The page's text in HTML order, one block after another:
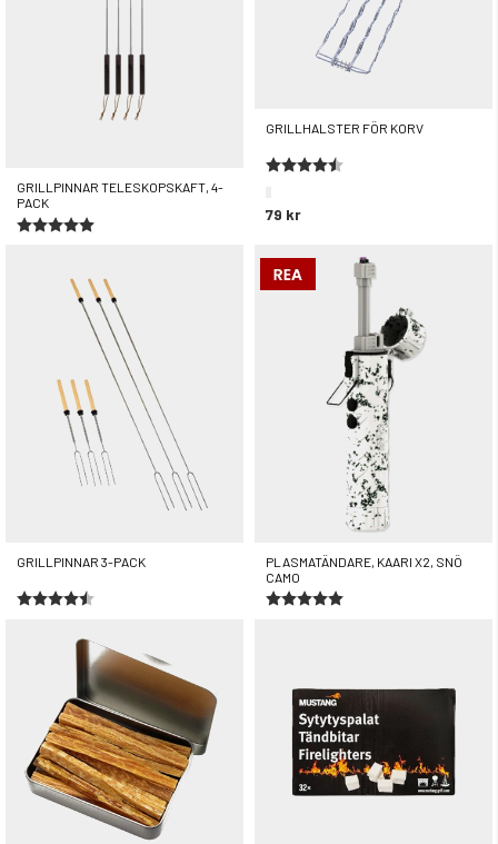
GRILLPINNAR TELESKOPSKAFT, 4-
PACK
Betyg:
5.0 utav 5 stjärnor
GRILLHALSTER FÖR KORV
79 kr
Betyg:
4.6 utav 5 stjärnor
GRILLPINNAR 3-PACK
Betyg:
4.7 utav 5 stjärnor
PLASMATÄNDARE, KAARI X2, SNÖ
CAMO
Betyg:
5.0 utav 5 stjärnor